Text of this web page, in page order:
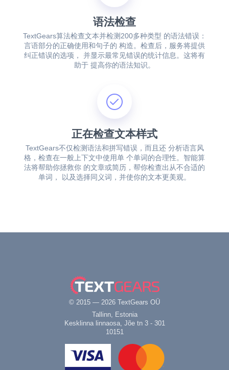
语法检查
TextGears算法检查文本并检测200多种类型 的语法错误：
言语部分的正确使用和句子的 构造。检查后，服务将提供
纠正错误的选项， 并显示最常见错误的统计信息。这将有
助于 提高你的语法知识。
正在检查文本样式
TextGears不仅检测语法和拼写错误，而且还 分析语言风
格，检查在一般上下文中使用单 个单词的合理性。智能算
法将帮助你拯救你 的文章或简历，帮你检查出从不合适的
单词， 以及选择同义词，并使你的文本更美观。
© 2015 — 2026 TextGears OÜ
Tallinn, Estonia
Kesklinna linnaosa, Jõe tn 3 - 301
10151